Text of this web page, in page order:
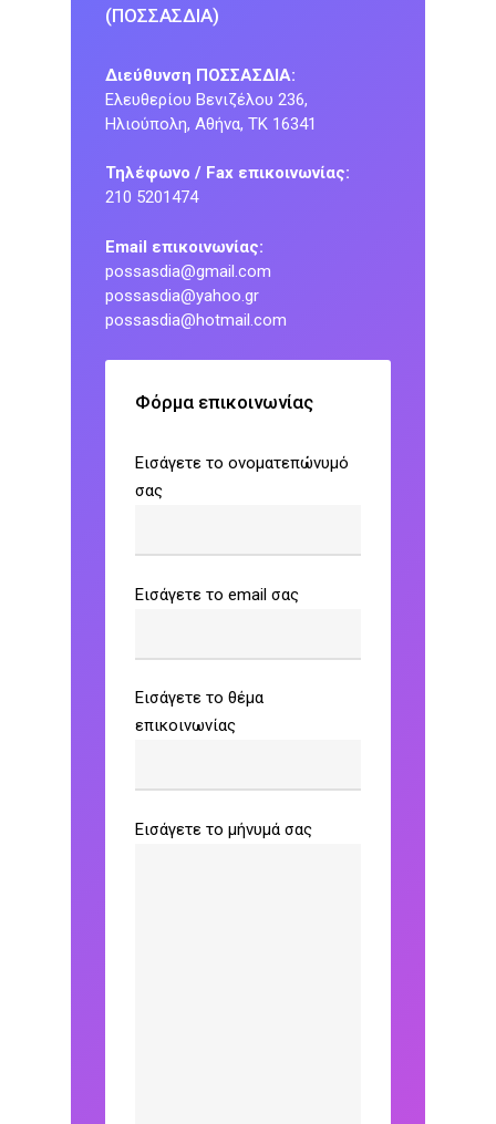
(ΠΟΣΣΑΣΔΙΑ)
Διεύθυνση ΠΟΣΣΑΣΔΙΑ:
Ελευθερίου Βενιζέλου 236,
Ηλιούπολη, Αθήνα, ΤΚ 16341
Τηλέφωνο / Fax επικοινωνίας:
210 5201474
Email επικοινωνίας:
possasdia@gmail.com
possasdia@yahoo.gr
possasdia@hotmail.com
Φόρμα επικοινωνίας
Εισάγετε το ονοματεπώνυμό
σας
Εισάγετε το email σας
Εισάγετε το θέμα
επικοινωνίας
Εισάγετε το μήνυμά σας